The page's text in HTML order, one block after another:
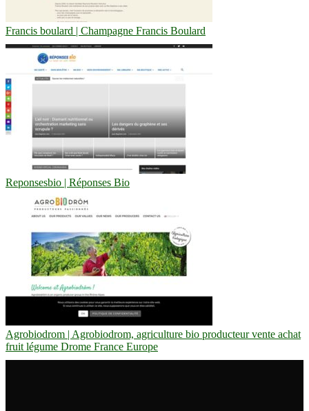
Francis boulard | Champagne Francis Boulard
Reponsesbio | Réponses Bio
Agrobiodrom | Agrobiodrom, agriculture bio producteur vente achat
fruit légume Drome France Europe